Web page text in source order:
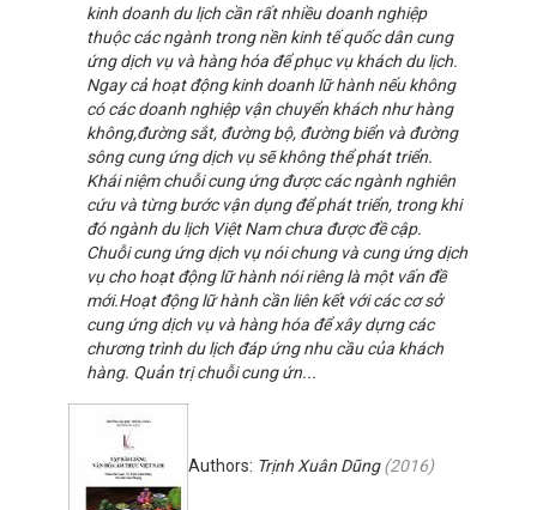
kinh doanh du lịch cần rất nhiều doanh nghiệp
thuộc các ngành trong nền kinh tế quốc dân cung
ứng dịch vụ và hàng hóa để phục vụ khách du lịch.
Ngay cả hoạt động kinh doanh lữ hành nếu không
có các doanh nghiệp vận chuyển khách như hàng
không,đường sắt, đường bộ, đường biển và đường
sông cung ứng dịch vụ sẽ không thể phát triển.
Khái niệm chuỗi cung ứng được các ngành nghiên
cứu và từng bước vận dụng để phát triển, trong khi
đó ngành du lịch Việt Nam chưa được đề cập.
Chuỗi cung ứng dịch vụ nói chung và cung ứng dịch
vụ cho hoạt động lữ hành nói riêng là một vấn đề
mới.Hoạt động lữ hành cần liên kết với các cơ sở
cung ứng dịch vụ và hàng hóa để xây dựng các
chương trình du lịch đáp ứng nhu cầu của khách
hàng. Quản trị chuỗi cung ứn...
Authors: Trịnh Xuân Dũng(2016)